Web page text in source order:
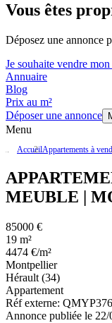
Vous êtes
Déposez une annonce
Je souhaite vendre
Annuaire
Blog
Prix au m²
Déposer une annonce
Menu
AccueilAppartements à
MEUBLE |
85000 €
19 m²
4474 €/m²
Montpellier
Hérault (34)
Appartement
Réf externe:
Annonce publiée le 22/